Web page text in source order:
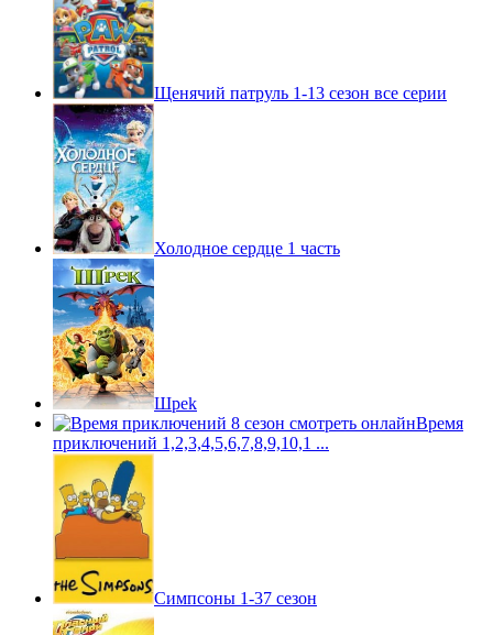
Щенячий патруль 1-13 сезон все серии
Холодное сердце 1 часть
Шpek
Время
приключений 1,2,3,4,5,6,7,8,9,10,1 ...
Симпсоны 1-37 сезон